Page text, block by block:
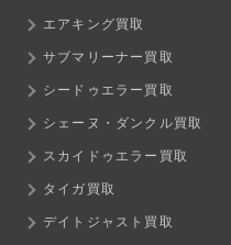
エアキング買取
サブマリーナー買取
シードゥエラー買取
シェーヌ・ダンクル買取
スカイドゥエラー買取
タイガ買取
デイトジャスト買取